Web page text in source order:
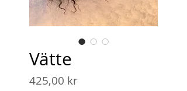
Vätte
425,00 krPris